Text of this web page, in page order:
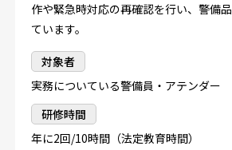
作や緊急時対応の再確認を行い、警備
ています。
対象者
実務についている警備員・アテンダー
研修時間
年に2回/10時間（法定教育時間）